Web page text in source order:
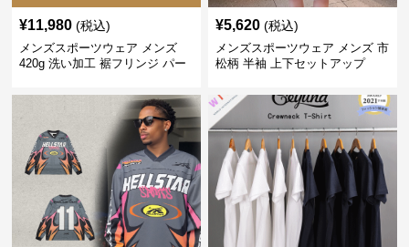
¥11,980 (税込)
メンズスポーツウェア メンズ
420g 洗い加工 裾フリンジ パー
¥5,620 (税込)
メンズスポーツウェア メンズ 市
松柄 半袖 上下セットアップ